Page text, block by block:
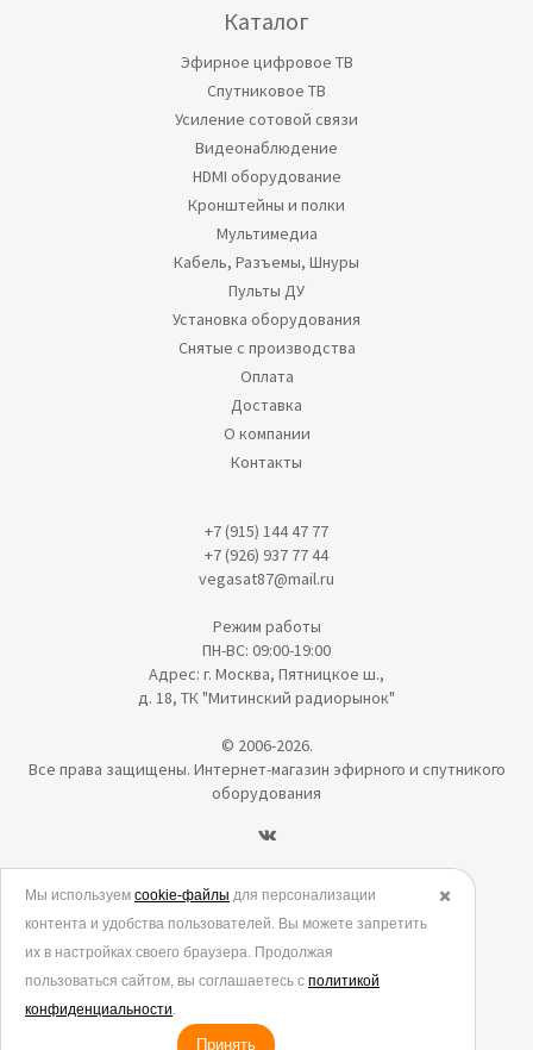
Каталог
Эфирное цифровое ТВ
Спутниковое ТВ
Усиление сотовой связи
Видеонаблюдение
HDMI оборудование
Кронштейны и полки
Мультимедиа
Кабель, Разъемы, Шнуры
Пульты ДУ
Установка оборудования
Снятые с производства
Оплата
Доставка
О компании
Контакты
+7 (915) 144 47 77
+7 (926) 937 77 44
vegasat87@mail.ru
Режим работы
ПН-ВС: 09:00-19:00
Адрес: г. Москва, Пятницкое ш.,
д. 18, ТК "Митинский радиорынок"
© 2006-2026.
Все права защищены. Интернет-магазин эфирного и спутникого
оборудования
Политика в отношении обработки персональных данных
Согласие на обработку персональных данных
Согласие на обработку данных метрическими программами
Политика использования cookies
✖️
Мы используем cookie-файлы для персонализации
контента и удобства пользователей. Вы можете запретить
их в настройках своего браузера. Продолжая
пользоваться сайтом, вы соглашаетесь с политикой
конфиденциальности.
Принять